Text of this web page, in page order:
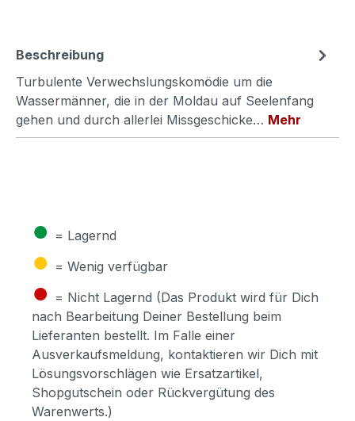
Beschreibung
Turbulente Verwechslungskomödie um die
Wassermänner, die in der Moldau auf Seelenfang
gehen und durch allerlei Missgeschicke… Mehr
● = Lagernd
● = Wenig verfügbar
● = Nicht Lagernd (Das Produkt wird für Dich
nach Bearbeitung Deiner Bestellung beim
Lieferanten bestellt. Im Falle einer
Ausverkaufsmeldung, kontaktieren wir Dich mit
Lösungsvorschlägen wie Ersatzartikel,
Shopgutschein oder Rückvergütung des
Warenwerts.)